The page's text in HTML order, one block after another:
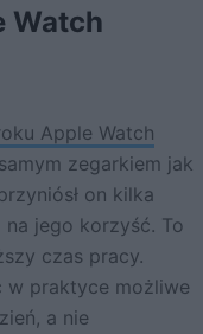
Watch
Apple Watch
zegarkiem jak
on kilka
jego korzyść. To
czas pracy.
w praktyce możliwe
a nie